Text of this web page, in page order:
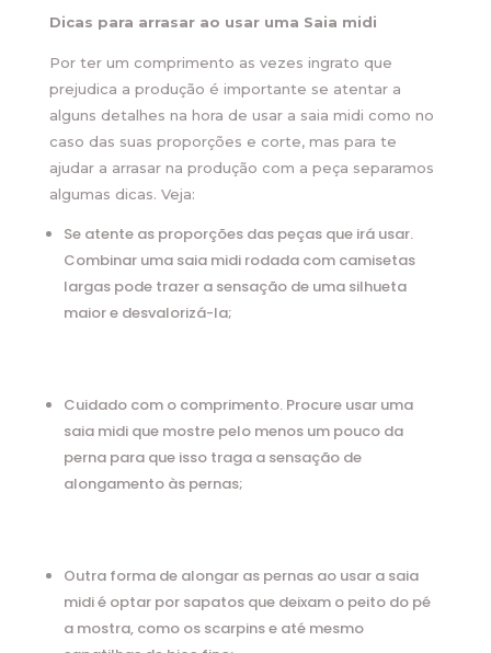
Dicas para arrasar ao usar uma Saia midi
Por ter um comprimento as vezes ingrato que
prejudica a produção é importante se atentar a
alguns detalhes na hora de usar a saia midi como no
caso das suas proporções e corte, mas para te
ajudar a arrasar na produção com a peça separamos
algumas dicas. Veja:
Se atente as proporções das peças que irá usar.
Combinar uma saia midi rodada com camisetas
largas pode trazer a sensação de uma silhueta
maior e desvalorizá-la;
Cuidado com o comprimento. Procure usar uma
saia midi que mostre pelo menos um pouco da
perna para que isso traga a sensação de
alongamento às pernas;
Outra forma de alongar as pernas ao usar a saia
midi é optar por sapatos que deixam o peito do pé
a mostra, como os scarpins e até mesmo